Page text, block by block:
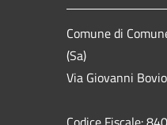
Comune di
(Sa)
Via Giovanni